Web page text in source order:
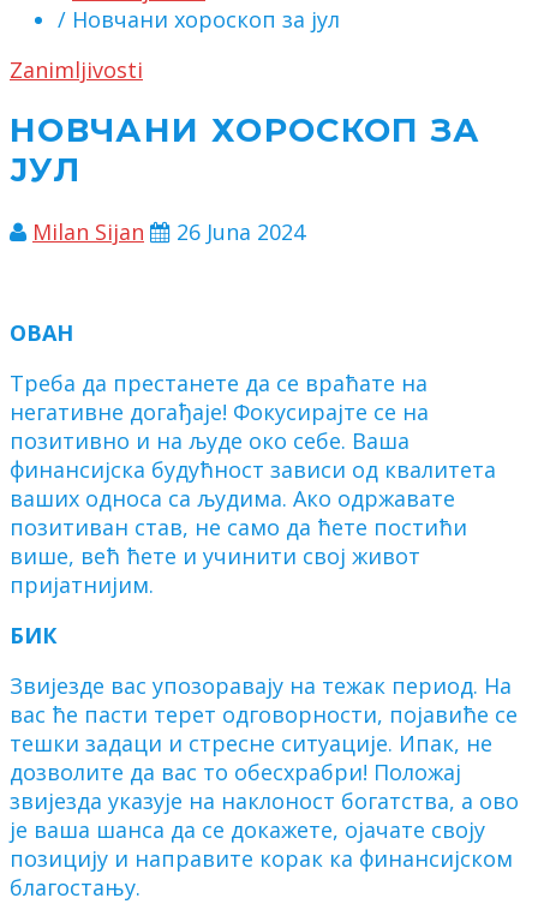
/ Новчани хороскоп за јул
Zanimljivosti
НОВЧАНИ ХОРОСКОП ЗА
ЈУЛ
Milan Sijan 26 Juna 2024
ОВАН
Треба да престанете да се враћате на
негативне догађаје! Фокусирајте се на
позитивно и на људе око себе. Ваша
финансијска будућност зависи од квалитета
ваших односа са људима. Ако одржавате
позитиван став, не само да ћете постићи
више, већ ћете и учинити свој живот
пријатнијим.
БИК
Звијезде вас упозоравају на тежак период. На
вас ће пасти терет одговорности, појавиће се
тешки задаци и стресне ситуације. Ипак, не
дозволите да вас то обесхрабри! Положај
звијезда указује на наклоност богатства, а ово
је ваша шанса да се докажете, ојачате своју
позицију и направите корак ка финансијском
благостању.